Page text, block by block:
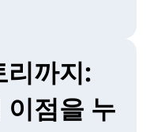
까지:
점을 누